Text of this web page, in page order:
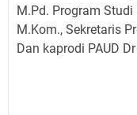
M.Pd. Program Studi
M.Kom., Sekretaris
Dan kaprodi PAUD